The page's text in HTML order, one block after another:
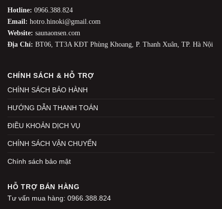
Hotline: 0966.388.824
Email: hotro.hinoki@gmail.com
Website: saunaonsen.com
Địa Chỉ: BT06, TT3A KĐT Phùng Khoang, P. Thanh Xuân, TP. Hà Nội
CHÍNH SÁCH & HỖ TRỢ
CHÍNH SÁCH BẢO HÀNH
HƯỚNG DẪN THANH TOÁN
ĐIỀU KHOẢN DỊCH VỤ
CHÍNH SÁCH VẬN CHUYỂN
Chính sách bảo mật
HỖ TRỢ BÁN HÀNG
Tư vấn mua hàng: 0966.388.824